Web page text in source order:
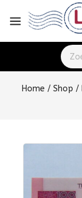
Home / Shop /